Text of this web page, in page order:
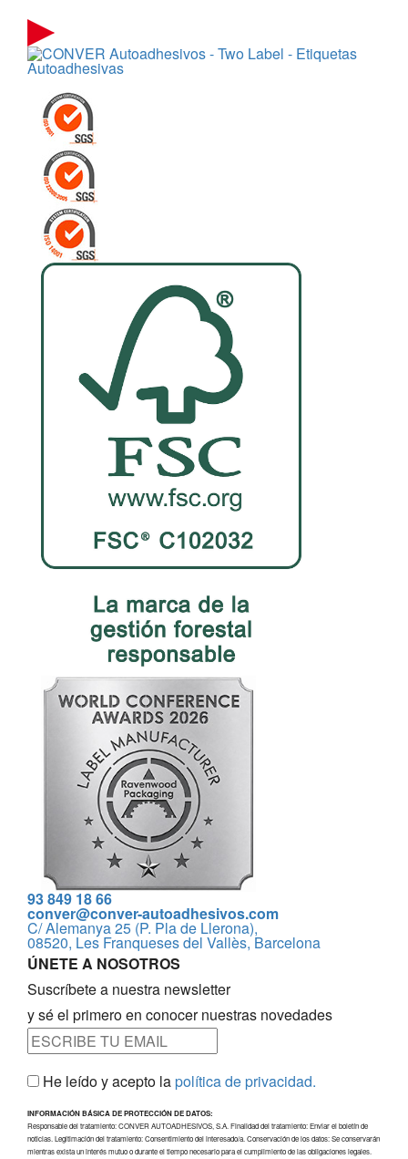
93 849 18 66
conver@conver-autoadhesivos.com
C/ Alemanya 25 (P. Pla de Llerona),
08520, Les Franqueses del Vallès, Barcelona
ÚNETE A NOSOTROS
Suscríbete a nuestra newsletter
y sé el primero en conocer nuestras novedades
He leído y acepto lapolítica de privacidad.
INFORMACIÓN BÁSICA DE PROTECCIÓN DE DATOS:
Responsable del tratamiento: CONVER AUTOADHESIVOS, S.A. Finalidad del tratamiento: Enviar el boletín de
noticias. Legitimación del tratamiento: Consentimiento del interesado/a. Conservación de los datos: Se conservarán
mientras exista un interés mutuo o durante el tiempo necesario para el cumplimiento de las obligaciones legales.